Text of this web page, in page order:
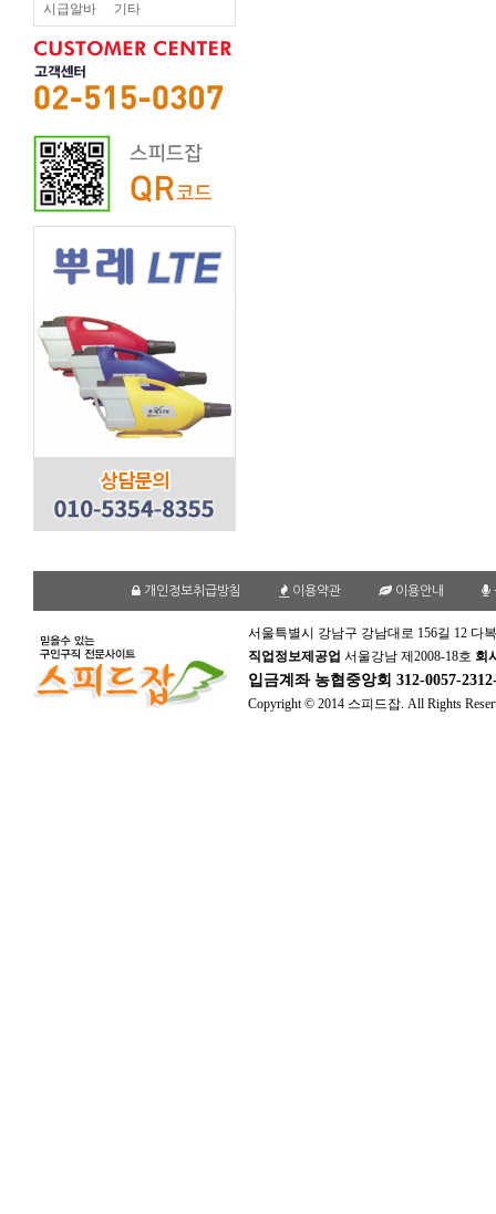
시급알바 기타
개인정보취급방침 이용약관 이용안내
서울특별시 강남구 강남대로 156길 12 다
직업정보제공업 서울강남 제2008-18호 회
입금계좌 농협중앙회 312-0057-
Copyright © 2014 스피드잡. All Rights